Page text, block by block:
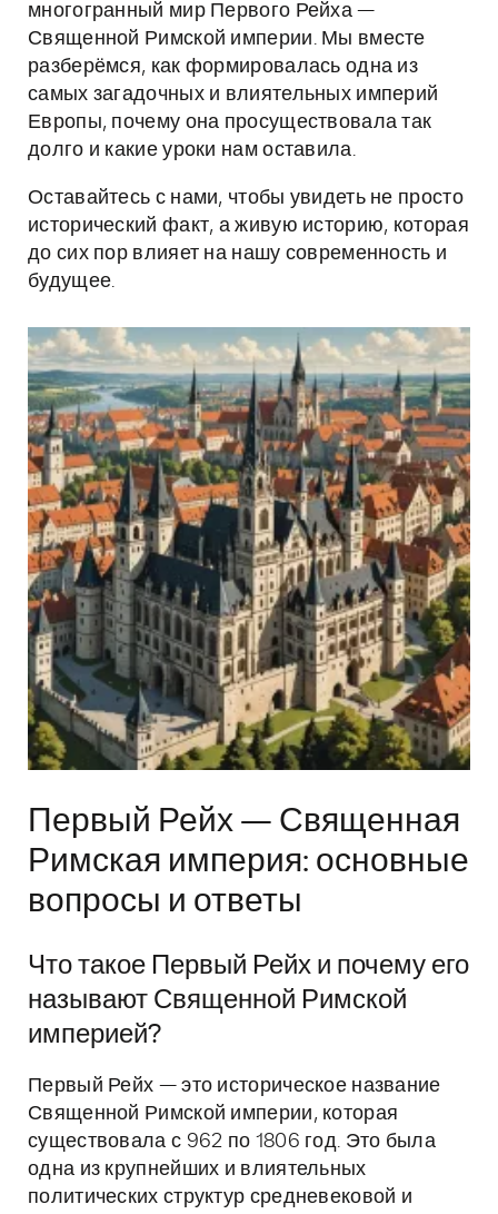
многогранный мир Первого Рейха —
Священной Римской империи. Мы вместе
разберёмся, как формировалась одна из
самых загадочных и влиятельных империй
Европы, почему она просуществовала так
долго и какие уроки нам оставила.
Оставайтесь с нами, чтобы увидеть не просто
исторический факт, а живую историю, которая
до сих пор влияет на нашу современность и
будущее.
Первый Рейх — Священная
Римская империя: основные
вопросы и ответы
Что такое Первый Рейх и почему его
называют Священной Римской
империей?
Первый Рейх — это историческое название
Священной Римской империи, которая
существовала с 962 по 1806 год. Это была
одна из крупнейших и влиятельных
политических структур средневековой и